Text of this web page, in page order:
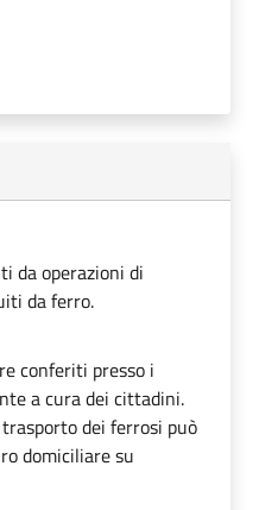
da operazioni di
da ferro.
conferiti presso i
a cura dei cittadini.
dei ferrosi può
domiciliare su